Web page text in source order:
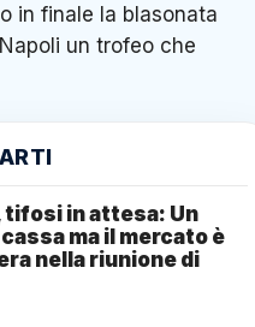
in finale la blasonata
un trofeo che
tifosi in attesa: Un
ma il mercato è
nella riunione di